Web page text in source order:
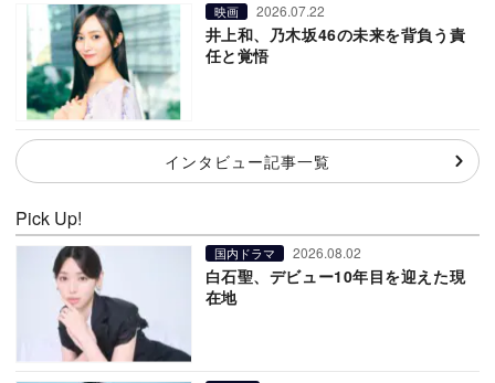
映画 2026.07.22
井上和、乃木坂46の未来を背負う責
任と覚悟
インタビュー記事一覧
Pick Up!
国内ドラマ 2026.08.02
白石聖、デビュー10年目を迎えた現
在地